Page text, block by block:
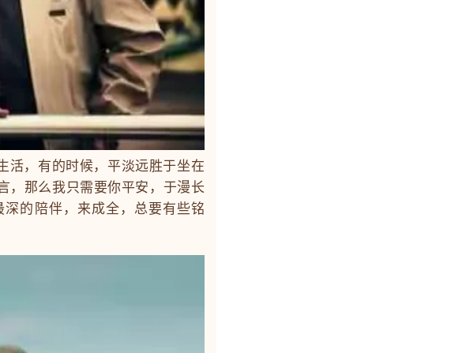
，有的时候，平淡远胜于坐在
，那么我只需要你平安，于漫长
的陪伴，来成全，总要有些铭